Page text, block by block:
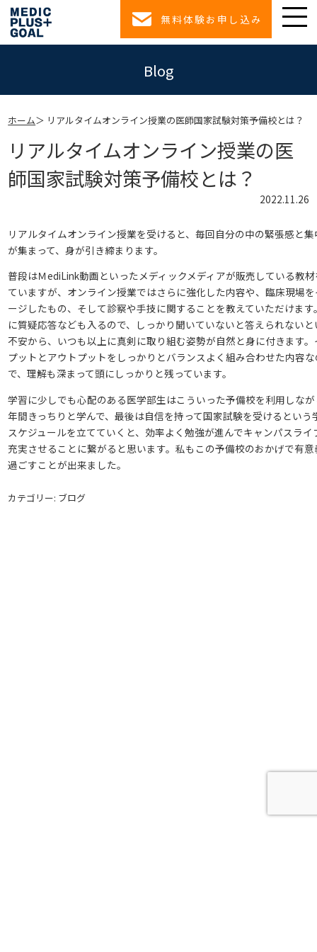
無料体験お申し込み
Blog
ホーム リアルタイムオンライン授業の医師国家試験対策予備校とは？
リアルタイムオンライン授業の医
師国家試験対策予備校とは？
2022.11.26
リアルタイムオンライン授業を受けると、毎回自分の中の緊張感と
が集まって、身が引き締まります。
普段はＭediLink動画といったメディックメディアが販売している教
ていますが、オンライン授業ではさらに強化した内容や、臨床現場
ージしたもの、そして診察や手技に関することを教えていただけます
に質疑応答なども入るので、しっかり聞いていないと答えられない
不安から、いつも以上に真剣に取り組む姿勢が自然と身に付きます
プットとアウトプットをしっかりとバランスよく組み合わせた内容
で、理解も深まって頭にしっかりと残っています。
学習に少しでも心配のある医学部生はこういった予備校を利用しな
年間きっちりと学んで、最後は自信を持って国家試験を受けるという
スケジュールを立てていくと、効率よく勉強が進んでキャンパスライ
充実させることに繋がると思います。私もこの予備校のおかげで有
過ごすことが出来ました。
カテゴリー: ブログ